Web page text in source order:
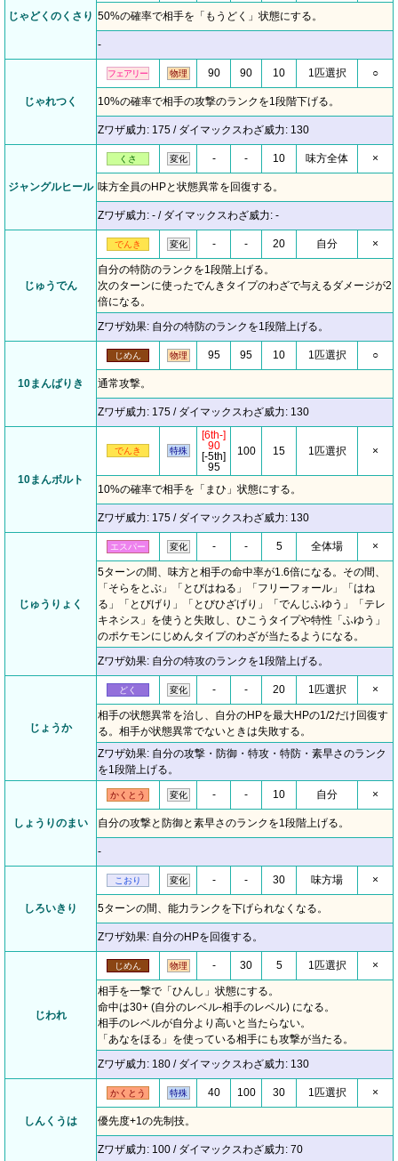
じゃどくのくさり 50%の確率で相手を「もうどく」状態にする。
-
じゃれつく
フェアリー 物理 90 90 10 1匹選択 ○
10%の確率で相手の攻撃のランクを1段階下げる。
Zワザ威力: 175 / ダイマックスわざ威力: 130
ジャングルヒール
くさ 変化 - - 10 味方全体 ×
味方全員のHPと状態異常を回復する。
Zワザ威力: - / ダイマックスわざ威力: -
じゅうでん
でんき 変化 - - 20 自分 ×
自分の特防のランクを1段階上げる。
次のターンに使ったでんきタイプのわざで与えるダメージが2
倍になる。
Zワザ効果: 自分の特防のランクを1段階上げる。
10まんばりき
じめん 物理 95 95 10 1匹選択 ○
通常攻撃。
Zワザ威力: 175 / ダイマックスわざ威力: 130
10まんボルト
でんき 特殊
[6th-]
90
[-5th]
95
100 15 1匹選択 ×
10%の確率で相手を「まひ」状態にする。
Zワザ威力: 175 / ダイマックスわざ威力: 130
じゅうりょく
エスパー 変化 - - 5 全体場 ×
5ターンの間、味方と相手の命中率が1.6倍になる。その間、
「そらをとぶ」「とびはねる」「フリーフォール」「はね
る」「とびげり」「とびひざげり」「でんじふゆう」「テレ
キネシス」を使うと失敗し、ひこうタイプや特性「ふゆう」
のポケモンにじめんタイプのわざが当たるようになる。
Zワザ効果: 自分の特攻のランクを1段階上げる。
じょうか
どく 変化 - - 20 1匹選択 ×
相手の状態異常を治し、自分のHPを最大HPの1/2だけ回復す
る。相手が状態異常でないときは失敗する。
Zワザ効果: 自分の攻撃・防御・特攻・特防・素早さのランク
を1段階上げる。
しょうりのまい
かくとう 変化 - - 10 自分 ×
自分の攻撃と防御と素早さのランクを1段階上げる。
-
しろいきり
こおり 変化 - - 30 味方場 ×
5ターンの間、能力ランクを下げられなくなる。
Zワザ効果: 自分のHPを回復する。
じわれ
じめん 物理 - 30 5 1匹選択 ×
相手を一撃で「ひんし」状態にする。
命中は30+ (自分のレベル-相手のレベル) になる。
相手のレベルが自分より高いと当たらない。
「あなをほる」を使っている相手にも攻撃が当たる。
Zワザ威力: 180 / ダイマックスわざ威力: 130
しんくうは
かくとう 特殊 40 100 30 1匹選択 ×
優先度+1の先制技。
Zワザ威力: 100 / ダイマックスわざ威力: 70